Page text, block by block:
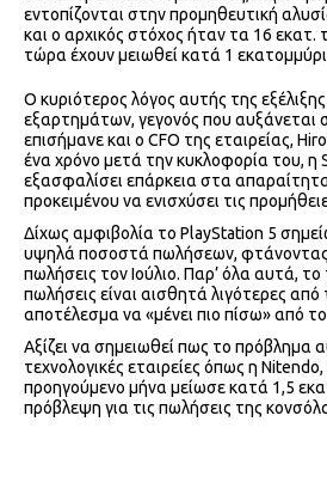
εντοπίζονται στην προμηθευτική
και ο αρχικός στόχος ήταν τα 16 εκατ.
τώρα έχουν μειωθεί κατά 1
Ο κυριότερος λόγος αυτής της
εξαρτημάτων, γεγονός που αυξάνεται
επισήμανε και ο CFO της εταιρείας,
ένα χρόνο μετά την κυκλοφορία του, η
εξασφαλίσει επάρκεια στα
προκειμένου να ενισχύσει τις
Δίχως αμφιβολία το PlayStation 5
υψηλά ποσοστά πωλήσεων, φτάνοντας
πωλήσεις τον Ιούλιο. Παρ’ όλα αυτά,
πωλήσεις είναι αισθητά λιγότερες από
αποτέλεσμα να «μένει πιο πίσω» από
Αξίζει να σημειωθεί πως το πρόβλημα
τεχνολογικές εταιρείες όπως η
προηγούμενο μήνα μείωσε κατά 1,5
πρόβλεψη για τις πωλήσεις της